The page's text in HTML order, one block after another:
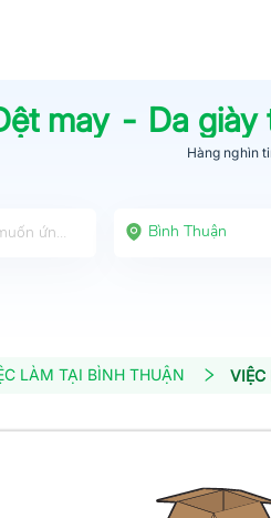
may - Da giày
Hàng nghìn
Bình Thuận
LÀM TẠI BÌNH THUẬN